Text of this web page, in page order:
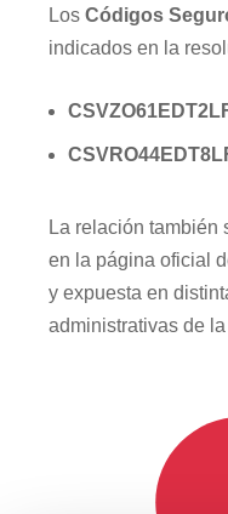
Los Códigos
indicados en la
La relación también
en la página oficial
y expuesta en
administrativas de